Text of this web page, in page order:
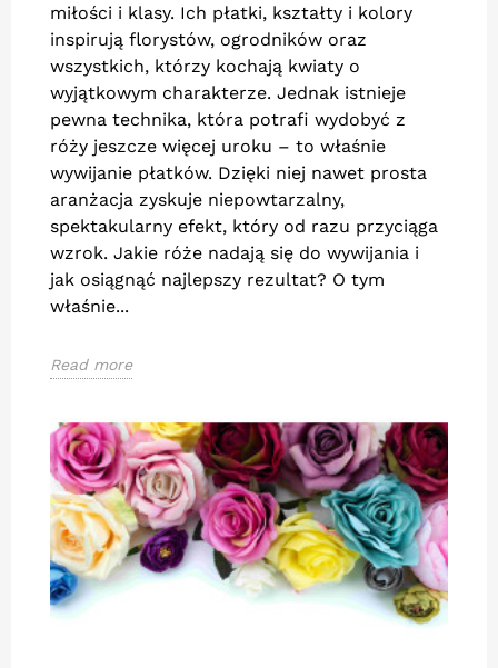
miłości i klasy. Ich płatki, kształty i kolory
inspirują florystów, ogrodników oraz
wszystkich, którzy kochają kwiaty o
wyjątkowym charakterze. Jednak istnieje
pewna technika, która potrafi wydobyć z
róży jeszcze więcej uroku – to właśnie
wywijanie płatków. Dzięki niej nawet prosta
aranżacja zyskuje niepowtarzalny,
spektakularny efekt, który od razu przyciąga
wzrok. Jakie róże nadają się do wywijania i
jak osiągnąć najlepszy rezultat? O tym
właśnie...
Read more